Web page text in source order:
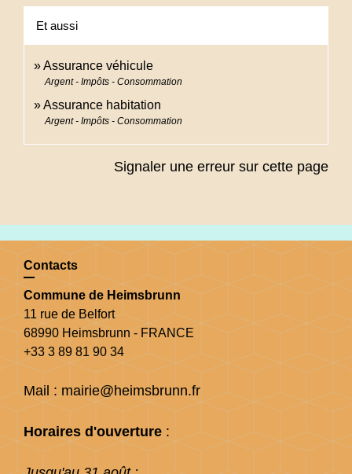
Et aussi
Assurance véhicule
Argent - Impôts - Consommation
Assurance habitation
Argent - Impôts - Consommation
Signaler une erreur sur cette page
Contacts
Commune de Heimsbrunn
11 rue de Belfort
68990 Heimsbrunn - FRANCE
+33 3 89 81 90 34
Mail : mairie@heimsbrunn.fr
Horaires d'ouverture :